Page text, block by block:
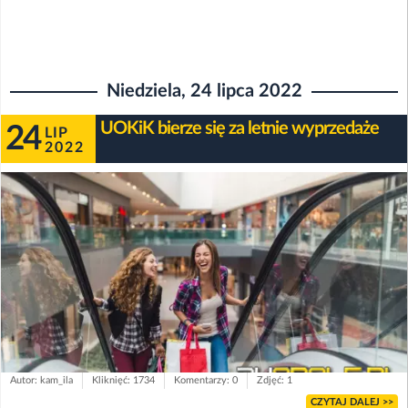
Niedziela, 24 lipca 2022
24 LIP
2022
UOKiK bierze się za letnie wyprzedaże
Autor: kam_ila Kliknięć: 1734 Komentarzy: 0 Zdjęć: 1
CZYTAJ DALEJ >>